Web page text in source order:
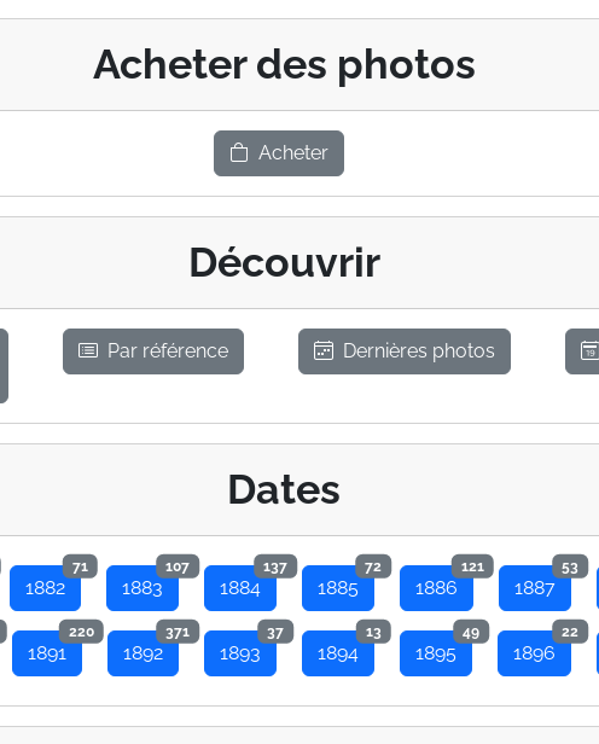
Acheter des photos
Acheter
Découvrir
Par référence Dernières photos
Dates
1882
71
1883
107
1884
137
1885
72
1886
121
1887
53
1891
220
1892
371
1893
37
1894
13
1895
49
1896
22